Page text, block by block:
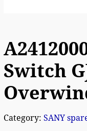
Switch
Category: SANY